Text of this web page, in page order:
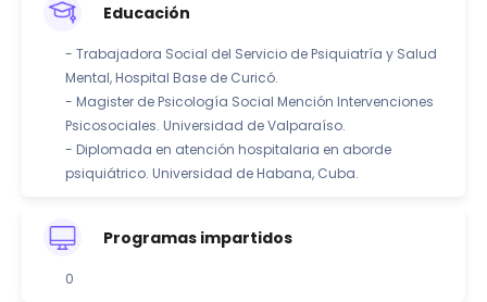
Educación
- Trabajadora Social del Servicio de Psiquiatría y Salud
Mental, Hospital Base de Curicó.
- Magister de Psicología Social Mención Intervenciones
Psicosociales. Universidad de Valparaíso.
- Diplomada en atención hospitalaria en aborde
psiquiátrico. Universidad de Habana, Cuba.
Programas impartidos
0